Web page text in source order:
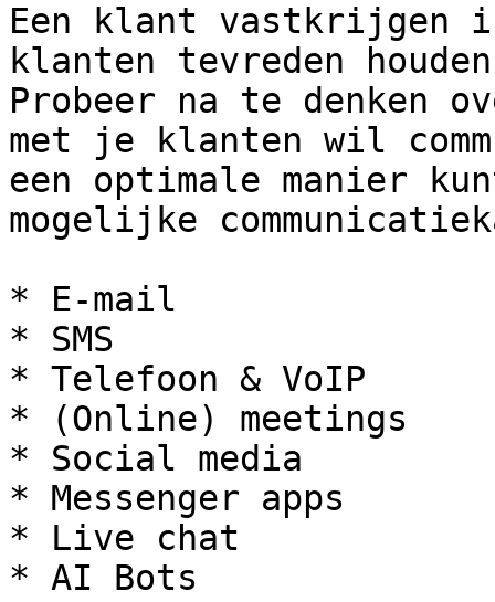
Een klant vastkrijgen
klanten tevreden
Probeer na te denken
met je klanten wil
een optimale manier
mogelijke
* E-mail
* SMS
* Telefoon & VoIP
* (Online) meetings
* Social media
* Messenger apps
* Live chat
* AI Bots